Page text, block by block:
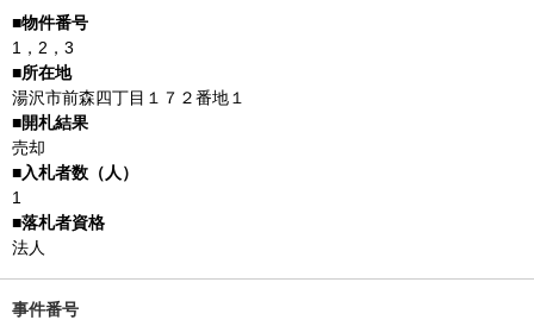
1，2，3
湯沢市前森四丁目１７２番地１
売却
1
法人
事件番号